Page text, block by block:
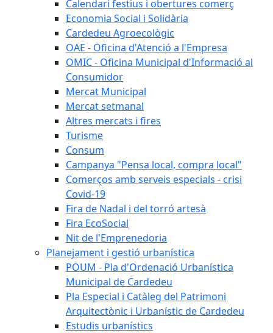
Calendari festius i obertures comerç
Economia Social i Solidària
Cardedeu Agroecològic
OAE - Oficina d'Atenció a l'Empresa
OMIC - Oficina Municipal d'Informació al
Consumidor
Mercat Municipal
Mercat setmanal
Altres mercats i fires
Turisme
Consum
Campanya "Pensa local, compra local"
Comerços amb serveis especials - crisi
Covid-19
Fira de Nadal i del torró artesà
Fira EcoSocial
Nit de l'Emprenedoria
Planejament i gestió urbanística
POUM - Pla d'Ordenació Urbanística
Municipal de Cardedeu
Pla Especial i Catàleg del Patrimoni
Arquitectònic i Urbanístic de Cardedeu
Estudis urbanístics